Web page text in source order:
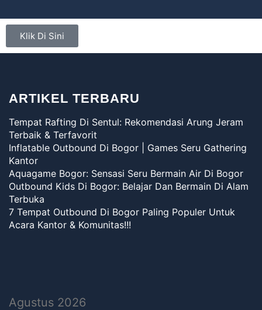
Klik Di Sini
ARTIKEL TERBARU
Tempat Rafting Di Sentul: Rekomendasi Arung Jeram
Terbaik & Terfavorit
Inflatable Outbound Di Bogor | Games Seru Gathering
Kantor
Aquagame Bogor: Sensasi Seru Bermain Air Di Bogor
Outbound Kids Di Bogor: Belajar Dan Bermain Di Alam
Terbuka
7 Tempat Outbound Di Bogor Paling Populer Untuk
Acara Kantor & Komunitas!!!
Agustus 2026